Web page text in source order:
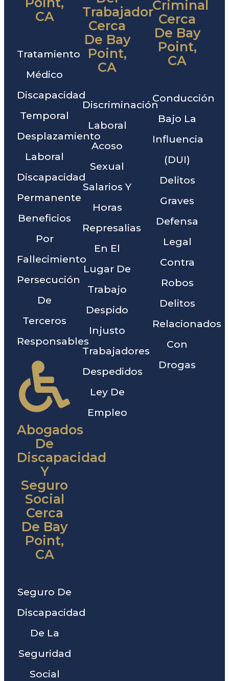
CA
Tratamiento
Médico
Discapacidad
Temporal
Desplazamiento
Laboral
Discapacidad
Permanente
Beneficios
Por
Fallecimiento
Persecución
De
Terceros
Responsables
Abogados
De
Discapacidad
Y
Seguro
Social
Cerca
De Bay
Point,
CA
Seguro De
Discapacidad
De La
Seguridad
Social
Trabajador
Cerca
De Bay
Point,
CA
Discriminación
Laboral
Acoso
Sexual
Salarios Y
Horas
Represalias
En El
Lugar De
Trabajo
Despido
Injusto
Trabajadores
Despedidos
Ley De
Empleo
Criminal
Cerca
De Bay
Point,
CA
Conducción
Bajo La
Influencia
(DUI)
Delitos
Graves
Defensa
Legal
Contra
Robos
Delitos
Relacionados
Con
Drogas